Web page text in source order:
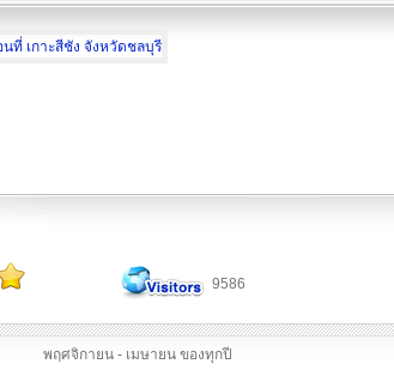
9586
พฤศจิกายน - เมษายน ของทุกปี